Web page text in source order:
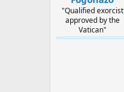
"Qualified exorcist
approved by the
Vatican"